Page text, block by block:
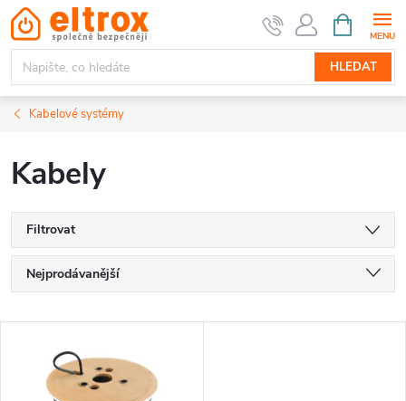
Přejít
na
obsah
HLEDAT
NÁKUPNÍ
KOŠÍK
Kabelové systémy
Kabely
Filtrovat
Ř
a
Nejprodávanější
Abecedně